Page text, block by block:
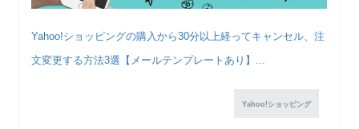
Yahoo!ショッピングの購入から30分以上経ってキャンセル、注
文変更する方法3選【メールテンプレートあり】...
Yahoo!ショッピング